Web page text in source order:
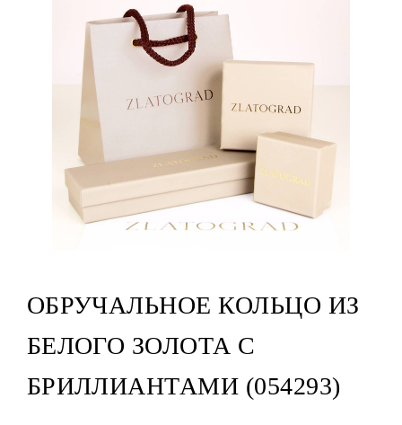
ОБРУЧАЛЬНОЕ КОЛЬЦО ИЗ
БЕЛОГО ЗОЛОТА С
БРИЛЛИАНТАМИ (054293)